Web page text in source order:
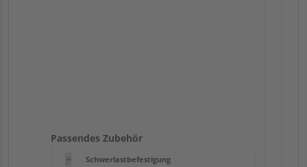
Passendes Zubehör
Schwerlastbefestigung